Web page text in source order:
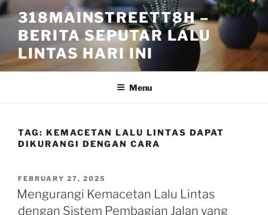
Skip
to
content
318MAINSTREETT8H –
BERITA SEPUTAR LALU
LINTAS HARI INI
Menu
TAG: KEMACETAN LALU LINTAS DAPAT
DIKURANGI DENGAN CARA
POSTED
ON
FEBRUARY 27, 2025
Mengurangi Kemacetan Lalu Lintas
dengan Sistem Pembagian Jalan yang